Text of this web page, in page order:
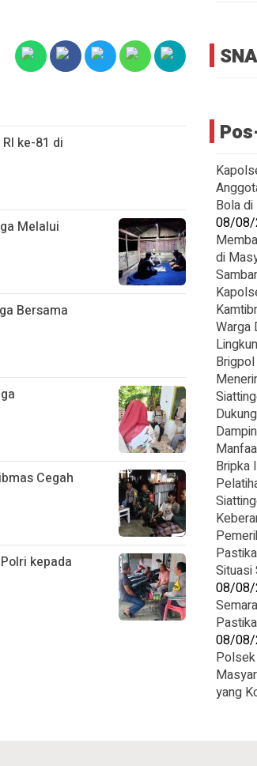
ke-81 di
Melalui
Bersama
Cegah
kepada
Bola di
08/
di
Warga
Bripka
Situasi
08/
08/
Polsek
yang